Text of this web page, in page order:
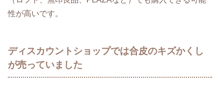
性が高いです。
ディスカウントショップでは合皮のキズかくし
が売っていました